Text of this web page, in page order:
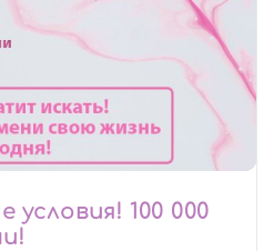
условия! 100 000